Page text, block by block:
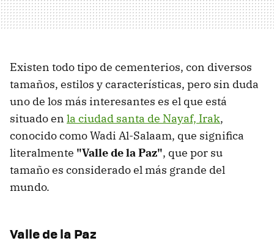
Existen todo tipo de cementerios, con diversos
tamaños, estilos y características, pero sin duda
uno de los más interesantes es el que está
situado en la ciudad santa de Nayaf, Irak,
conocido como Wadi Al-Salaam, que significa
literalmente "Valle de la Paz", que por su
tamaño es considerado el más grande del
mundo.
Valle de la Paz